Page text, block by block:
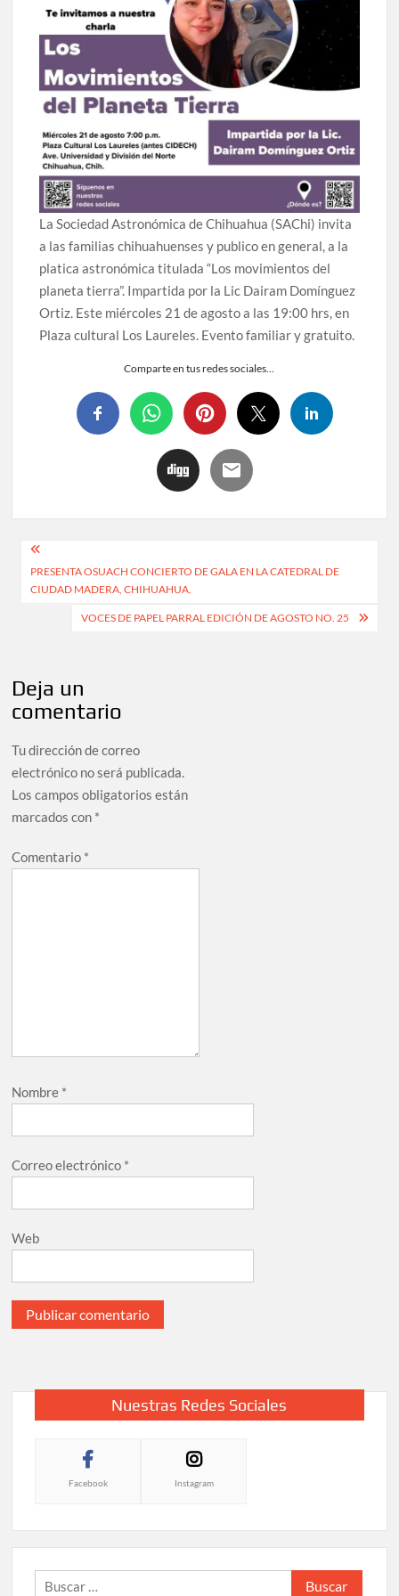
celebrarse en Delicias
Amplía Biblioteca Central “Carlos Montemayor”
actividades gratuitas para este mes de julio
La Sociedad Astronómica de Chihuahua (SAChi) invita
a las familias chihuahuenses y publico en general, a la
platica astronómica titulada “Los movimientos del
planeta tierra”. Impartida por la Lic Dairam Domínguez
Ortiz. Este miércoles 21 de agosto a las 19:00 hrs, en
Plaza cultural Los Laureles. Evento familiar y gratuito.
Comparte en tus redes sociales...
PRESENTA OSUACH CONCIERTO DE GALA EN LA CATEDRAL DE
CIUDAD MADERA, CHIHUAHUA.
VOCES DE PAPEL PARRAL EDICIÓN DE AGOSTO NO. 25
Deja un
comentario
Tu dirección de correo
electrónico no será publicada.
Los campos obligatorios están
marcados con *
Comentario *
Nombre *
Correo electrónico *
Web
Nuestras Redes Sociales
Facebook Instagram